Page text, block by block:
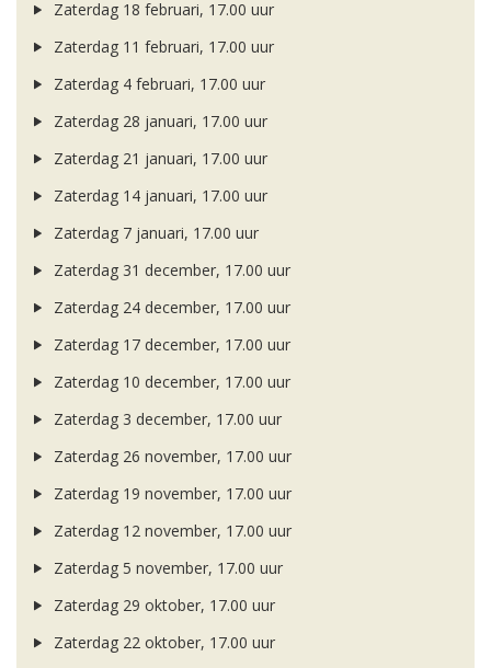
Zaterdag 18 februari, 17.00 uur
Zaterdag 11 februari, 17.00 uur
Zaterdag 4 februari, 17.00 uur
Zaterdag 28 januari, 17.00 uur
Zaterdag 21 januari, 17.00 uur
Zaterdag 14 januari, 17.00 uur
Zaterdag 7 januari, 17.00 uur
Zaterdag 31 december, 17.00 uur
Zaterdag 24 december, 17.00 uur
Zaterdag 17 december, 17.00 uur
Zaterdag 10 december, 17.00 uur
Zaterdag 3 december, 17.00 uur
Zaterdag 26 november, 17.00 uur
Zaterdag 19 november, 17.00 uur
Zaterdag 12 november, 17.00 uur
Zaterdag 5 november, 17.00 uur
Zaterdag 29 oktober, 17.00 uur
Zaterdag 22 oktober, 17.00 uur